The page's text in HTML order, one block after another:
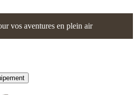
vos aventures en plein air